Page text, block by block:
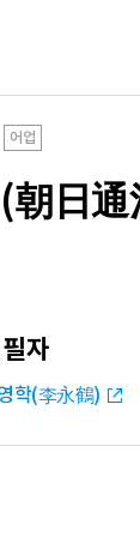
어업
朝日
자
학(李永鶴)